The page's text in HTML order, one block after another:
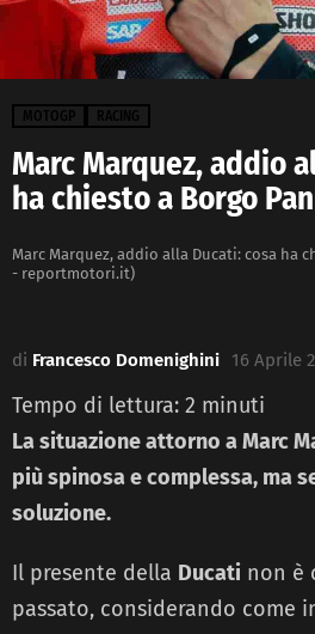
MOTOGP RACING
Marc Marquez, addio
ha chiesto a Borgo
Marc Marquez, addio alla Ducati: cosa ha
- reportmotori.it)
di Francesco Domenighini 16 Aprile
Tempo di lettura: 2 minuti
La situazione attorno a Marc
più spinosa e complessa, ma
soluzione.
Il presente della Ducati non è
passato, considerando come